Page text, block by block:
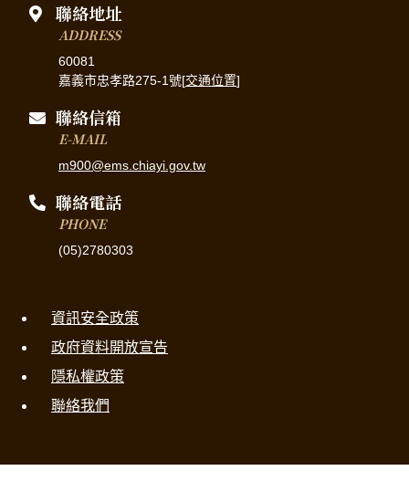
聯絡地址
ADDRESS
60081
嘉義市忠孝路275-1號[交通位置]
聯絡信箱
E-MAIL
m900@ems.chiayi.gov.tw
聯絡電話
PHONE
(05)2780303
資訊安全政策
政府資料開放宣告
隱私權政策
聯絡我們